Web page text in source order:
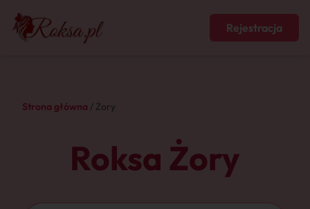
Rejestracja
Strona główna / Żory
Roksa Żory